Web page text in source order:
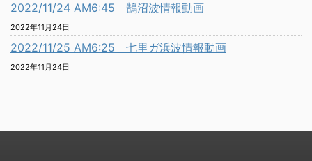
2022/11/24 AM6:45 鵠沼波情報動画
2022年11月24日
2022/11/25 AM6:25 七里ガ浜波情報動画
2022年11月24日